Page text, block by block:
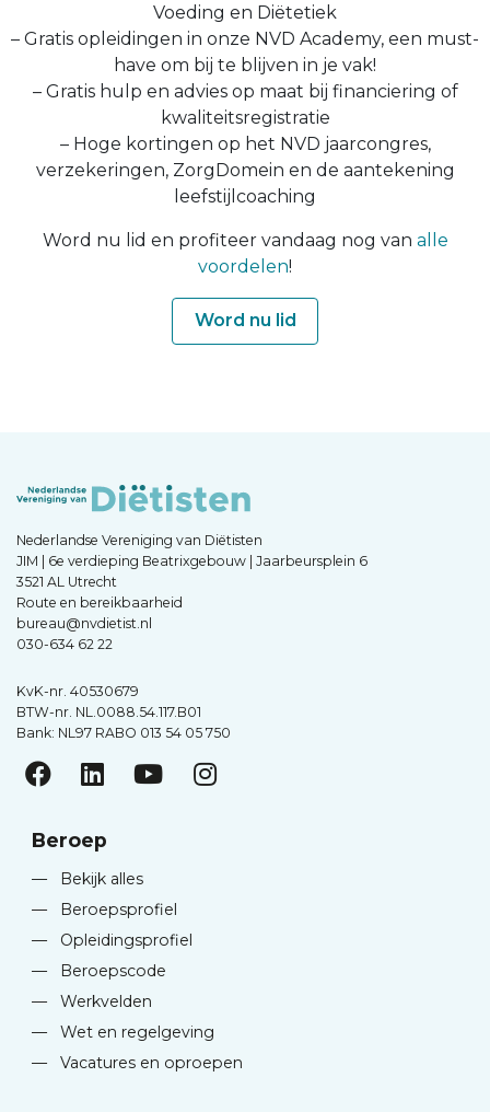
Voeding en Diëtetiek
– Gratis opleidingen in onze NVD Academy, een must-
have om bij te blijven in je vak!
– Gratis hulp en advies op maat bij financiering of
kwaliteitsregistratie
– Hoge kortingen op het NVD jaarcongres,
verzekeringen, ZorgDomein en de aantekening
leefstijlcoaching
Word nu lid en profiteer vandaag nog van alle
voordelen!
Word nu lid
Nederlandse Vereniging van Diëtisten
JIM | 6e verdieping Beatrixgebouw | Jaarbeursplein 6
3521 AL Utrecht
Route en bereikbaarheid
bureau@nvdietist.nl
030-634 62 22
KvK-nr. 40530679
BTW-nr. NL.0088.54.117.B01
Bank: NL97 RABO 013 54 05 750
Beroep
—
Bekijk alles
—
Beroepsprofiel
—
Opleidingsprofiel
—
Beroepscode
—
Werkvelden
—
Wet en regelgeving
—
Vacatures en oproepen